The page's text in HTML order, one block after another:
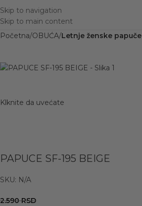
Skip to navigation
Skip to main content
Početna OBUĆA Letnje ženske papuče
Klknite da uvećate
PAPUCE SF-195 BEIGE
SKU: N/A
2.590RSD